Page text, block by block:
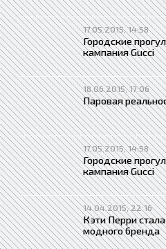
17.05.2015, 14:58
Городские
кампания Gucci
18.06.2015, 17:06
Паровая
17.05.2015, 14:58
Городские
кампания Gucci
14.04.2015, 22:16
Кэти Перри
модного бренда